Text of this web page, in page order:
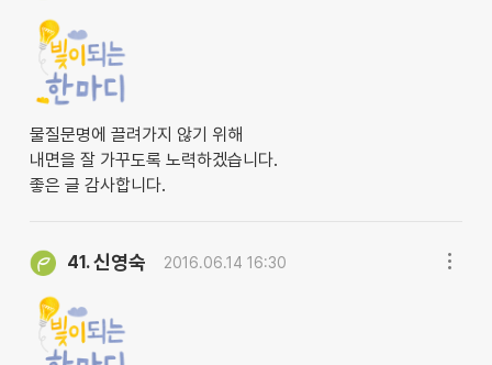
물질문명에 끌려가지 않기 위해
내면을 잘 가꾸도록 노력하겠습니다.
좋은 글 감사합니다.
41.신영숙 2016.06.14 16:30